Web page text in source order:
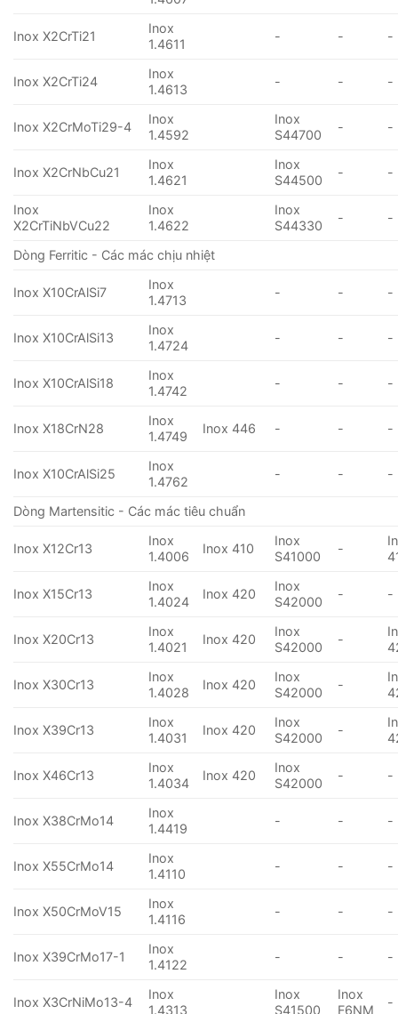
Inox X2CrTi21
Inox
1.4611
- - -
Inox X2CrTi24
Inox
1.4613
- - -
Inox X2CrMoTi29-4
Inox
1.4592
Inox
S44700
- -
Inox X2CrNbCu21
Inox
1.4621
Inox
S44500
- -
Inox
X2CrTiNbVCu22
Inox
1.4622
Inox
S44330
- -
Dòng Ferritic - Các mác chịu nhiệt
Inox X10CrAlSi7
Inox
1.4713
- - -
Inox X10CrAlSi13
Inox
1.4724
- - -
Inox X10CrAlSi18
Inox
1.4742
- - -
Inox X18CrN28
Inox
1.4749
Inox 446 - - -
Inox X10CrAlSi25
Inox
1.4762
- - -
Dòng Martensitic - Các mác tiêu chuẩn
Inox X12Cr13
Inox
1.4006
Inox 410
Inox
S41000
-
Inox X15Cr13
Inox
1.4024
Inox 420
Inox
S42000
- -
Inox X20Cr13
Inox
1.4021
Inox 420
Inox
S42000
-
Inox X30Cr13
Inox
1.4028
Inox 420
Inox
S42000
-
Inox X39Cr13
Inox
1.4031
Inox 420
Inox
S42000
-
Inox X46Cr13
Inox
1.4034
Inox 420
Inox
S42000
- -
Inox X38CrMo14
Inox
1.4419
- - -
Inox X55CrMo14
Inox
1.4110
- - -
Inox X50CrMoV15
Inox
1.4116
- - -
Inox X39CrMo17-1
Inox
1.4122
- - -
Inox X3CrNiMo13-4
Inox
1.4313
Inox
S41500
Inox
F6NM
-